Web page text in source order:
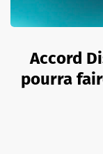
Accord
pourra